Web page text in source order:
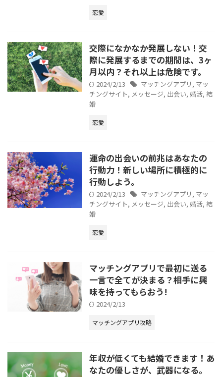
恋愛
交際になかなか発展しない！交
際に発展するまでの期間は、3ヶ
月以内？それ以上は危険です。
2024/2/13 マッチングアプリ , マッ
チングサイト, メッセージ, 出会い, 婚活, 結
婚
恋愛
運命の出会いの前兆はあなたの
行動力！新しい場所に積極的に
行動しよう。
2024/2/13 マッチングアプリ , マッ
チングサイト, メッセージ, 出会い, 婚活, 結
婚
恋愛
マッチングアプリで最初に送る
一言で全てが決まる？相手に興
味を持ってもらおう!
2024/2/13
マッチングアプリ攻略
年収が低くても結婚できます！あ
なたの優しさが、武器になる。